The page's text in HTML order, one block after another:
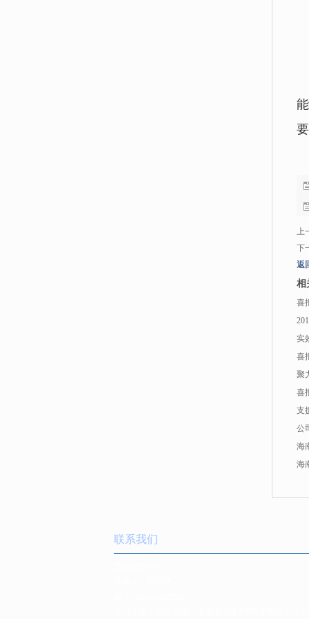
上
下
返
相
喜
实
喜
聚
喜
支
公
海
海
联系我们